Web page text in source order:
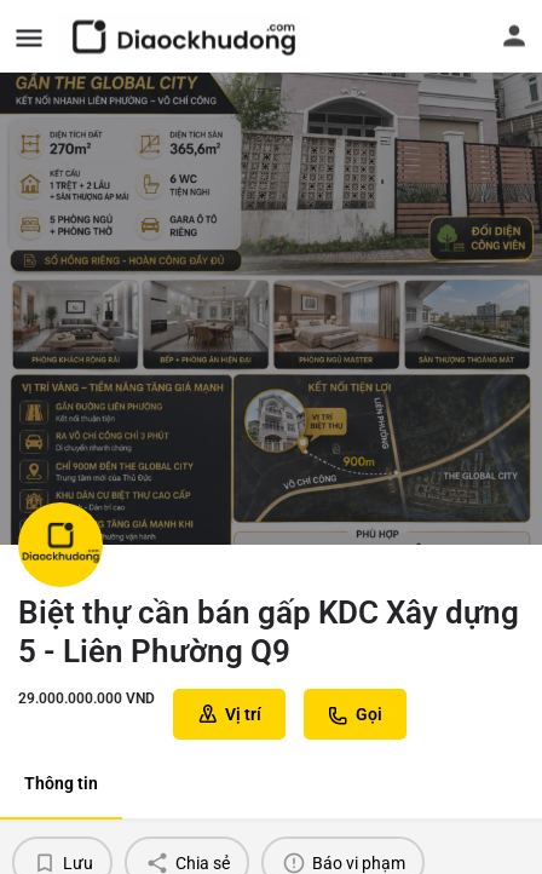
Biệt thự cần bán gấp KDC Xây dựng
5 - Liên Phường Q9
29.000.000.000 VND
Vị trí Gọi
Thông tin
Lưu Chia sẻ Báo vi phạm